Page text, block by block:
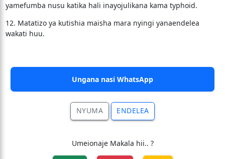
yamefumba nusu katika hali inayojulikana kama typhoid.
12. Matatizo ya kutishia maisha mara nyingi yanaendelea
wakati huu.
Ungana nasi WhatsApp
NYUMA ENDELEA
Umeionaje Makala hii.. ?